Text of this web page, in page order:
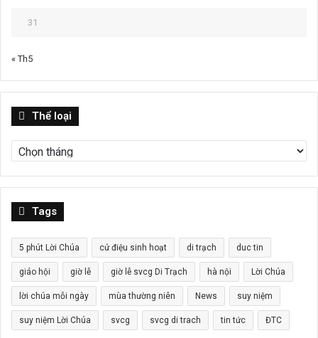
31
« Th5
Thể loại
loại
Tags
5 phút Lời Chúa cử điệu sinh hoạt di trạch duc tin
giáo hội giờ lễ giờ lễ svcg Di Trạch hà nội Lời Chúa
lời chúa mỗi ngày mùa thường niên News suy niệm
suy niệm Lời Chúa svcg svcg di trach tin tức ĐTC